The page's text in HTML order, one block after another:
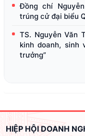
Đồng chí
trúng cử đại biểu
TS. Nguyễn Văn
kinh doanh, sinh
trưởng”
HIỆP HỘI DOANH